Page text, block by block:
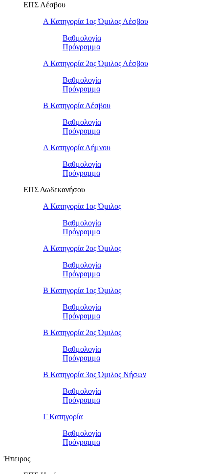
ΕΠΣ Λέσβου
Α Κατηγορία 1ος Όμιλος Λέσβου
Βαθμολογία
Πρόγραμμα
Α Κατηγορία 2ος Όμιλος Λέσβου
Βαθμολογία
Πρόγραμμα
B Κατηγορία Λέσβου
Βαθμολογία
Πρόγραμμα
Α Κατηγορία Λήμνου
Βαθμολογία
Πρόγραμμα
ΕΠΣ Δωδεκανήσου
Α Κατηγορία 1ος Όμιλος
Βαθμολογία
Πρόγραμμα
Α Κατηγορία 2ος Όμιλος
Βαθμολογία
Πρόγραμμα
Β Κατηγορία 1ος Όμιλος
Βαθμολογία
Πρόγραμμα
Β Κατηγορία 2ος Όμιλος
Βαθμολογία
Πρόγραμμα
Β Κατηγορία 3ος Όμιλος Νήσων
Βαθμολογία
Πρόγραμμα
Γ Κατηγορία
Βαθμολογία
Πρόγραμμα
Ήπειρος